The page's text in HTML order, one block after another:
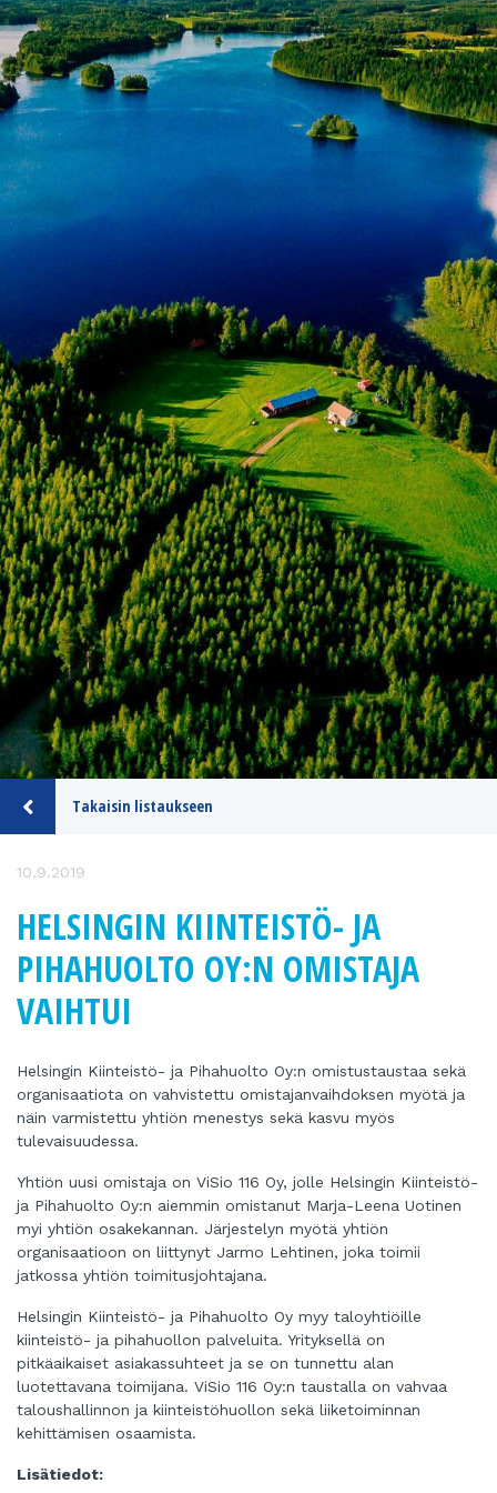
Takaisin listaukseen
10.9.2019
HELSINGIN KIINTEISTÖ- JA
PIHAHUOLTO OY:N OMISTAJA
VAIHTUI
Helsingin Kiinteistö- ja Pihahuolto Oy:n omistustaustaa sekä
organisaatiota on vahvistettu omistajanvaihdoksen myötä ja
näin varmistettu yhtiön menestys sekä kasvu myös
tulevaisuudessa.
Yhtiön uusi omistaja on ViSio 116 Oy, jolle Helsingin Kiinteistö-
ja Pihahuolto Oy:n aiemmin omistanut Marja-Leena Uotinen
myi yhtiön osakekannan. Järjestelyn myötä yhtiön
organisaatioon on liittynyt Jarmo Lehtinen, joka toimii
jatkossa yhtiön toimitusjohtajana.
Helsingin Kiinteistö- ja Pihahuolto Oy myy taloyhtiöille
kiinteistö- ja pihahuollon palveluita. Yrityksellä on
pitkäaikaiset asiakassuhteet ja se on tunnettu alan
luotettavana toimijana. ViSio 116 Oy:n taustalla on vahvaa
taloushallinnon ja kiinteistöhuollon sekä liiketoiminnan
kehittämisen osaamista.
Lisätiedot: